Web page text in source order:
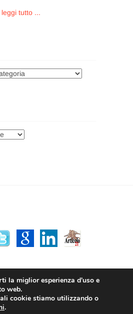
leggi tutto ...
|Privacy Policy | © 2026
la miglior esperienza d'uso e
web.
cookie stiamo utilizzando o
.